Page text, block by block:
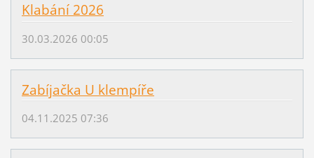
Klabání 2026
30.03.2026 00:05
Zabíjačka U klempíře
04.11.2025 07:36